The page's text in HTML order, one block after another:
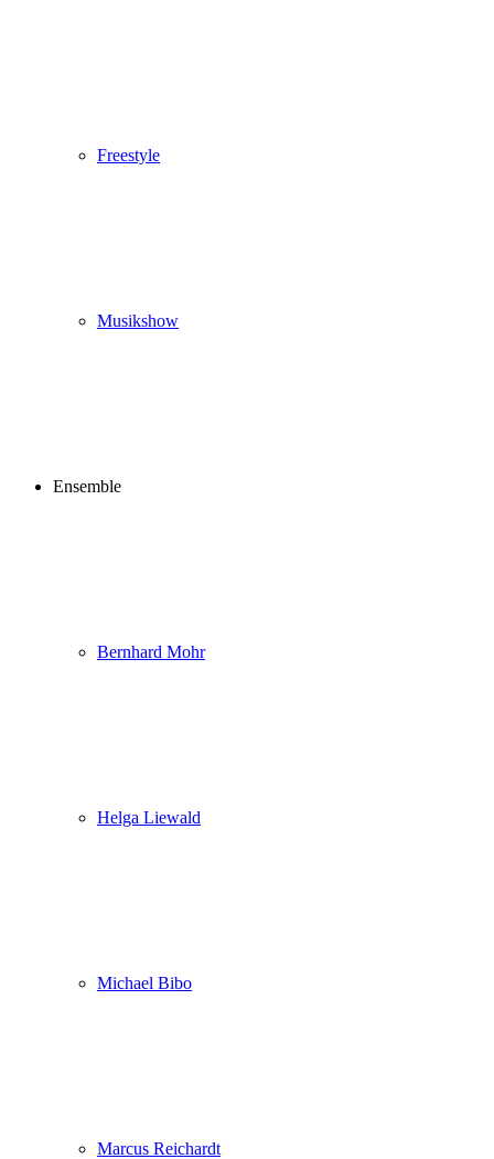
Freestyle
Musikshow
Ensemble
Bernhard Mohr
Helga Liewald
Michael Bibo
Marcus Reichardt